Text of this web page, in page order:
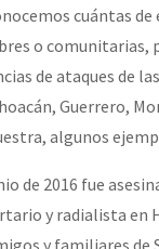
cuántas de
o comunitarias,
de ataques de
Guerrero,
algunos
de 2016 fue
y radialista en
y familiares de